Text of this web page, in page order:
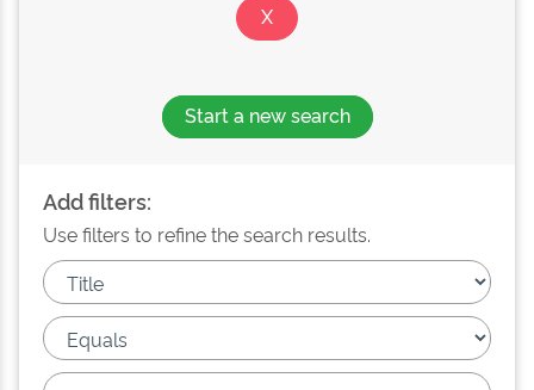
Start a new search
Add filters:
Use filters to refine the search results.